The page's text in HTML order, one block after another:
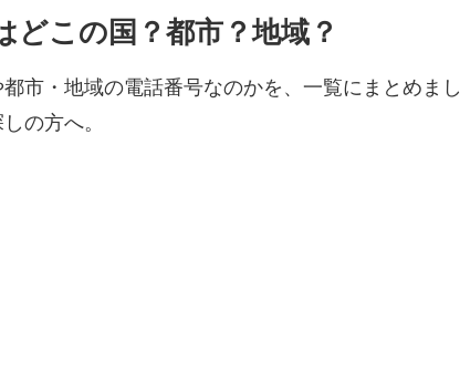
どこの国？都市？地域？
市・地域の電話番号なのかを、一覧にまとめまし
の方へ。